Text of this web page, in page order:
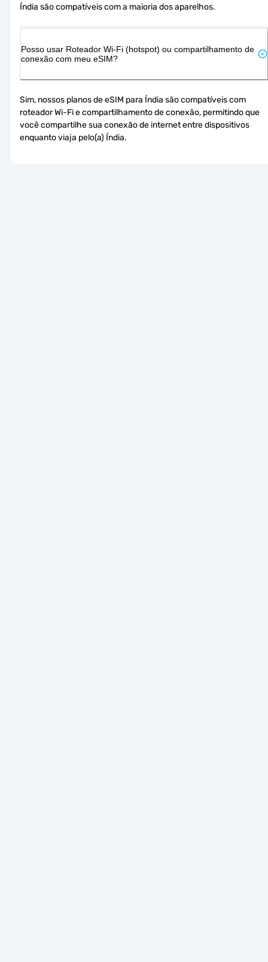
Índia são compatíveis com a maioria dos aparelhos.
Posso usar Roteador Wi-Fi (hotspot) ou compartilhamento de
conexão com meu eSIM?
Sim, nossos planos de eSIM para Índia são compatíveis com
roteador Wi-Fi e compartilhamento de conexão, permitindo que
você compartilhe sua conexão de internet entre dispositivos
enquanto viaja pelo(a) Índia.